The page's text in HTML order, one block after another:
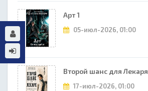
Арт 1
05-июл-2026, 01:00
Второй шанс для Лекаря
17-июл-2026, 01:00